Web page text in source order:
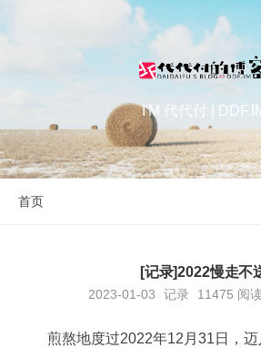
I'M 代代付 |
首页
[记录]2022慢走不
2023-01-03 记录 11475 阅
煎熬地度过2022年12月31日，迈